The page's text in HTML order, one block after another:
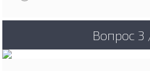
Вопрос 3